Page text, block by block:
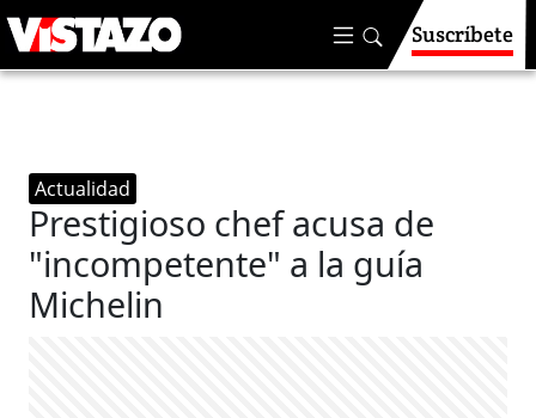
Suscríbete
Actualidad
Prestigioso chef acusa de
"incompetente" a la guía
Michelin